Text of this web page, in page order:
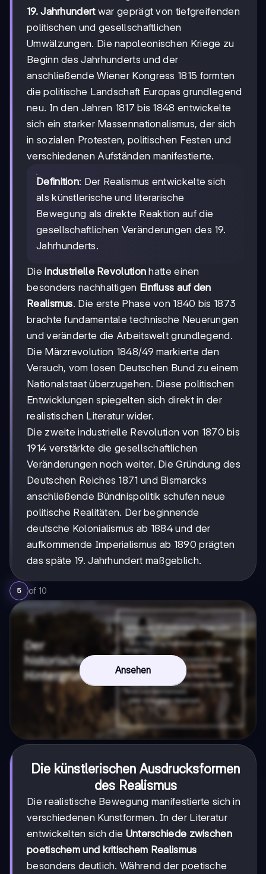
19. Jahrhundertwar geprägt von tiefgreifenden
politischen und gesellschaftlichen
Umwälzungen. Die napoleonischen Kriege zu
Beginn des Jahrhunderts und der
anschließende Wiener Kongress 1815 formten
die politische Landschaft Europas grundlegend
neu. In den Jahren 1817 bis 1848 entwickelte
sich ein starker Massennationalismus, der sich
in sozialen Protesten, politischen Festen und
verschiedenen Aufständen manifestierte.
Definition: Der Realismus entwickelte sich
als künstlerische und literarische
Bewegung als direkte Reaktion auf die
gesellschaftlichen Veränderungen des 19.
Jahrhunderts.
Dieindustrielle Revolution hatte einen
besonders nachhaltigen Einfluss auf den
Realismus. Die erste Phase von 1840 bis 1873
brachte fundamentale technische Neuerungen
und veränderte die Arbeitswelt grundlegend.
Die Märzrevolution 1848/49 markierte den
Versuch, vom losen Deutschen Bund zu einem
Nationalstaat überzugehen. Diese politischen
Entwicklungen spiegelten sich direkt in der
realistischen Literatur wider.
Die zweite industrielle Revolution von 1870 bis
1914 verstärkte die gesellschaftlichen
Veränderungen noch weiter. Die Gründung des
Deutschen Reiches 1871 und Bismarcks
anschließende Bündnispolitik schufen neue
politische Realitäten. Der beginnende
deutsche Kolonialismus ab 1884 und der
aufkommende Imperialismus ab 1890 prägten
das späte 19. Jahrhundert maßgeblich.
5 of 10
Ansehen
Die künstlerischen Ausdrucksformen
des Realismus
Die realistische Bewegung manifestierte sich in
verschiedenen Kunstformen. In der Literatur
entwickelten sich die Unterschiede zwischen
poetischem und kritischem Realismus
besonders deutlich. Während der poetische